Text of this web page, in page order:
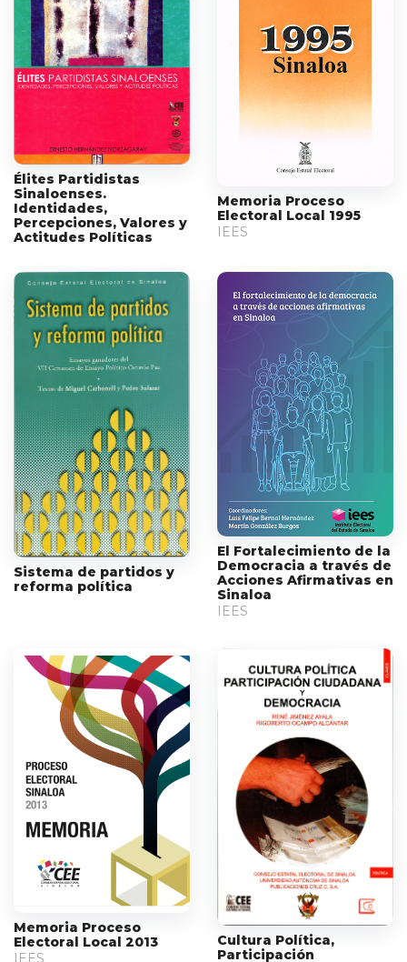
Élites Partidistas
Sinaloenses.
Identidades,
Percepciones, Valores y
Actitudes Políticas
Memoria Proceso
Electoral Local 1995
IEES
Sistema de partidos y
reforma política
El Fortalecimiento de la
Democracia a través de
Acciones Afirmativas en
Sinaloa
IEES
Memoria Proceso
Electoral Local 2013
IEES
Cultura Política,
Participación